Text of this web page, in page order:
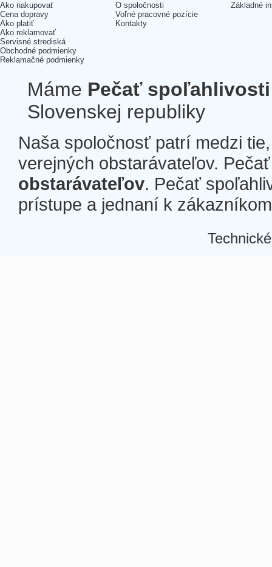
Ako nakupovať
Cena dopravy
Ako platiť
Ako reklamovať
Servisné strediská
Obchodné podmienky
Reklamačné podmienky
O spoločnosti
Voľné pracovné pozície
Kontakty
Základné
Máme Pečať spoľahlivosti
Slovenskej republiky
Naša spoločnosť patrí medzi
verejných obstarávateľov.
obstarávateľov. Pečať
prístupe a jednaní k